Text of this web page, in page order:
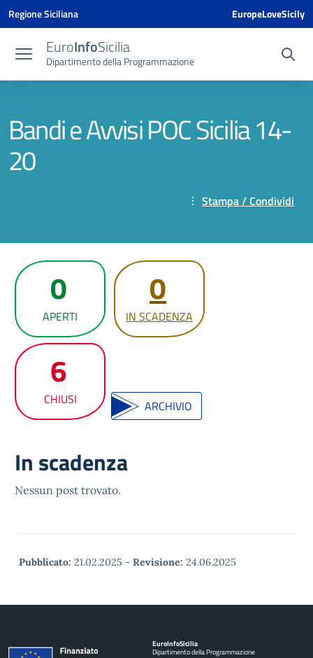
Vai ai contenuti
Vai al menu di navigazione
Vai al footer
Vai al banner delle Cookie Policy
Regione Siciliana EuropeLoveSicily
EuroInfoSicilia
Dipartimento della Programmazione
Bandi e Avvisi POC Sicilia 14-
20
Stampa / Condividi
0
APERTI
0
IN SCADENZA
6
CHIUSI ARCHIVIO
In scadenza
Nessun post trovato.
Pubblicato: 21.02.2025 - Revisione: 24.06.2025
EuroInfoSicilia
Dipartimento della Programmazione